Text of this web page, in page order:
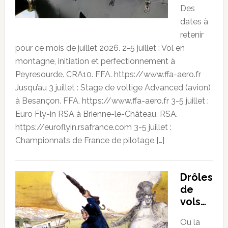
Des
dates à
retenir
pour ce mois de juillet 2026. 2-5 juillet : Vol en
montagne, initiation et perfectionnement à
Peyresourde. CRA10. FFA. https://www.ffa-aero.fr
Jusqu’au 3 juillet : Stage de voltige Advanced (avion)
à Besançon. FFA. https://www.ffa-aero.fr 3-5 juillet :
Euro Fly-in RSA à Brienne-le-Château. RSA.
https://euroflyin.rsafrance.com 3-5 juillet :
Championnats de France de pilotage […]
Drôles
de
vols…
Ou la